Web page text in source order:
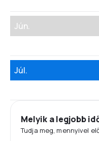
Jún.
Júl.
Melyik a legjobb
Tudja meg, mennyivel